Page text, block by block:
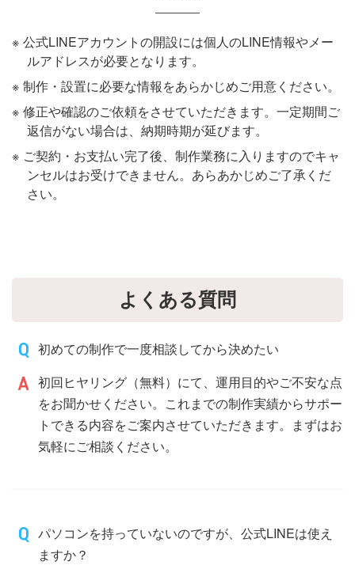
公式LINEアカウントの開設には個人のLINE情報やメー
ルアドレスが必要となります。
制作・設置に必要な情報をあらかじめご用意ください。
修正や確認のご依頼をさせていただきます。一定期間ご
返信がない場合は、納期時期が延びます。
ご契約・お支払い完了後、制作業務に入りますのでキャ
ンセルはお受けできません。あらあかじめご了承くだ
さい。
よくある質問
初めての制作で一度相談してから決めたい
初回ヒヤリング（無料）にて、運用目的やご不安な点
をお聞かせください。これまでの制作実績からサポー
トできる内容をご案内させていただきます。まずはお
気軽にご相談ください。
パソコンを持っていないのですが、公式LINEは使え
ますか？